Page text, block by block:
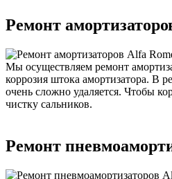
Ремонт
Мы осуществляем ремонт
коррозия штока амортизатора. В
очень сложно удаляется. Чтобы
чистку сальников.
Ремонт